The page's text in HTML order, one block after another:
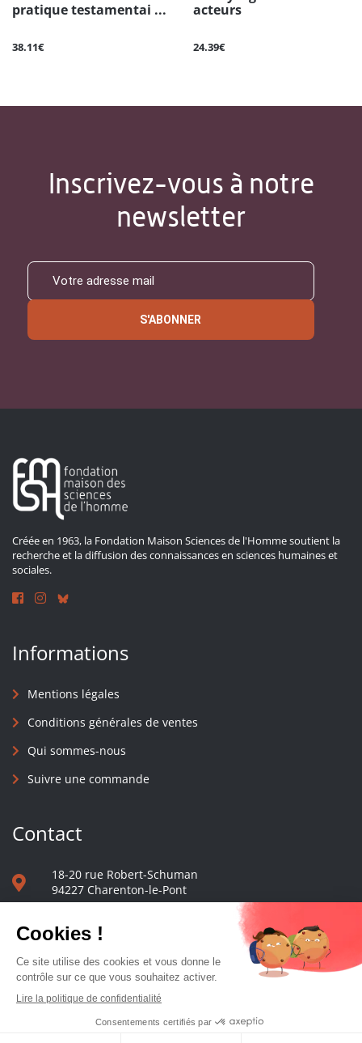
pratique testamentai ...
38.11€
acteurs
24.39€
Inscrivez-vous à notre
newsletter
S'ABONNER
Créée en 1963, la Fondation Maison Sciences de l'Homme soutient la
recherche et la diffusion des connaissances en sciences humaines et
sociales.
Informations
Mentions légales
Conditions générales de ventes
Qui sommes-nous
Suivre une commande
Contact
18-20 rue Robert-Schuman
94227 Charenton-le-Pont